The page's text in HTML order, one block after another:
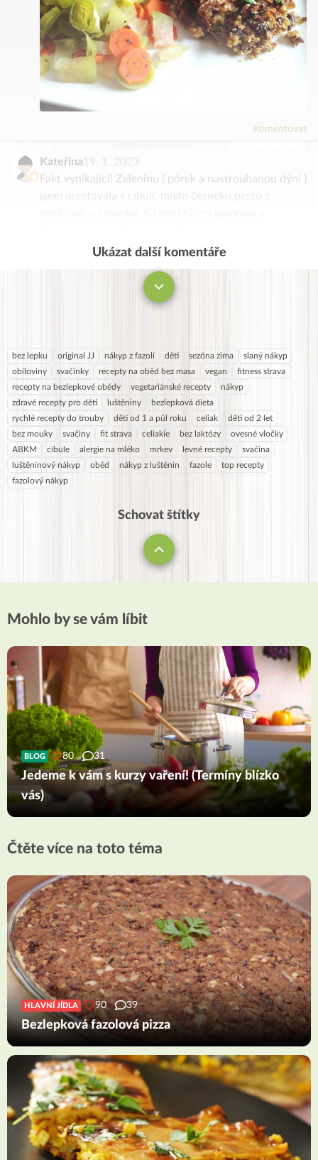
Komentovat
Kateřina19. 1. 2023
Fakt vynikající! Zeleninu ( pórek a nastrouhanou dýni )
jsem orestovala s cibulí, místo česneku pesto z
Ukázat další komentáře
bez lepku original JJ nákyp z fazolí děti sezóna zima
slaný nákyp
obiloviny
svačinky recepty na oběd bez masa vegan
fitness strava
recepty na bezlepkové obědy
vegetariánské recepty
nákyp
zdravé recepty pro děti
luštěniny
bezlepková dieta
rychlé recepty do trouby
děti od 1 a půl roku celiak
děti od 2 let
bez mouky
svačiny fit strava celiakie bez laktózy
ovesné vločky
ABKM
cibule alergie na mléko mrkev levné recepty
svačina
luštěninový nákyp
oběd nákyp z luštěnin fazole
top recepty
fazolový nákyp
Schovat štítky
Mohlo by se vám líbit
BLOG 80 31
Jedeme k vám s kurzy vaření! (Termíny blízko
vás)
Čtěte více na toto téma
HLAVNÍ JÍDLA 90 39
Bezlepková fazolová pizza